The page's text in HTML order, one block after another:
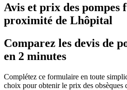
Avis et prix des pompes
proximité de Lhôpital
Comparez les devis de
en 2 minutes
Complétez ce formulaire en toute
choix pour obtenir le prix des obsèques